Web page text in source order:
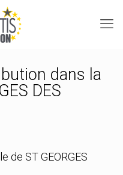
dans la
DES
de ST GEORGES